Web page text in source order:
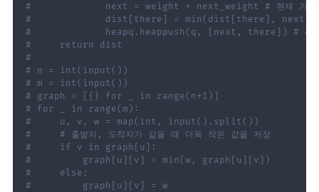
#             next = weight + next_weight # 현재 가중치와
#             dist[there] = min(dist[there], next) # 저장
#             heapq.heappush(q, [next, there]) # 리스트 q
#     return dist
#
# n = int(input())
# m = int(input())
# graph = [{} for _ in range(n+1)]
# for _ in range(m):
#     u, v, w = map(int, input().split())
#     # 출발지, 도착지가 같을 때 더욱 작은 값을 저장
#     if v in graph[u]:
#         graph[u][v] = min(w, graph[u][v])
#     else:
#         graph[u][v] = w